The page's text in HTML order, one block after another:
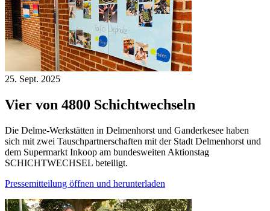
25. Sept. 2025
Vier von 4800 Schichtwechseln
Die Delme-Werkstätten in Delmenhorst und Ganderkesee haben
sich mit zwei Tauschpartnerschaften mit der Stadt Delmenhorst und
dem Supermarkt Inkoop am bundesweiten Aktionstag
SCHICHTWECHSEL beteiligt.
Pressemitteilung öffnen und herunterladen